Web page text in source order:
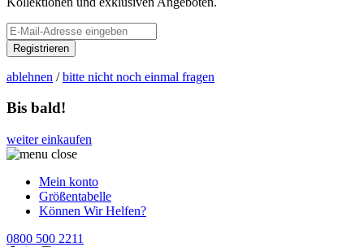
Registrieren
ablehnen /bitte nicht noch einmal fragen
Bis bald!
weiter einkaufen
Mein konto
Größentabelle
Können Wir Helfen?
0800 500 2211